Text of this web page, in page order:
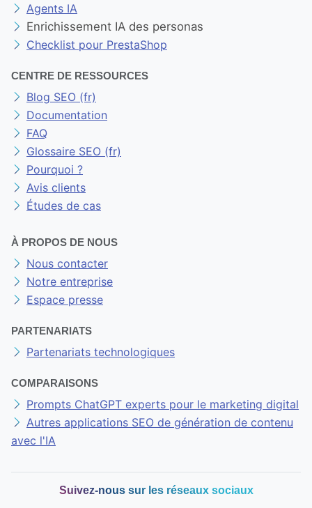
Agents IA
Enrichissement IA des personas
Checklist pour PrestaShop
CENTRE DE RESSOURCES
Blog SEO (fr)
Documentation
FAQ
Glossaire SEO (fr)
Pourquoi ?
Avis clients
Études de cas
À PROPOS DE NOUS
Nous contacter
Notre entreprise
Espace presse
PARTENARIATS
Partenariats technologiques
COMPARAISONS
Prompts ChatGPT experts pour le marketing digital
Autres applications SEO de génération de contenu
avec l'IA
Suivez-nous sur les réseaux sociaux